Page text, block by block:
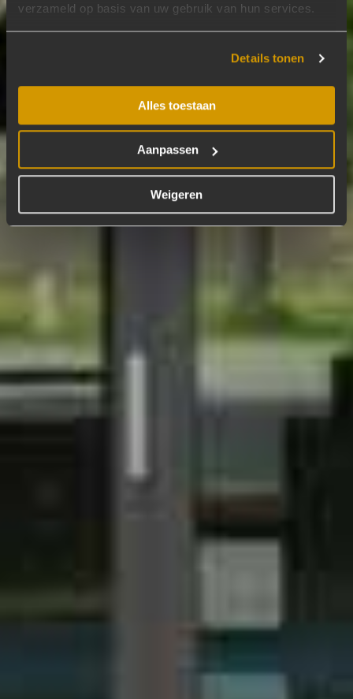
verzameld op basis van uw gebruik van hun services.
Details tonen
Alles toestaan
Aanpassen
Weigeren